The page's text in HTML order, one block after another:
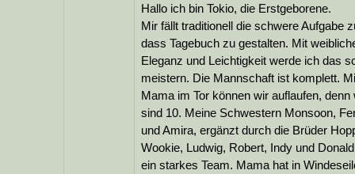
Hallo ich bin Tokio, die Erstgeborene.
Mir fällt traditionell die schwere Aufgabe
dass Tagebuch zu gestalten. Mit
Eleganz und Leichtigkeit werde ich das
meistern. Die Mannschaft ist komplett.
Mama im Tor können wir auflaufen, denn
sind 10. Meine Schwestern Monsoon,
und Amira, ergänzt durch die Brüder
Wookie, Ludwig, Robert, Indy und
ein starkes Team. Mama hat in